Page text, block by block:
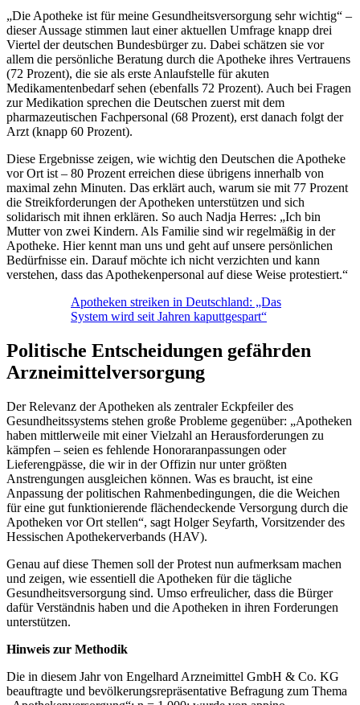
„Die Apotheke ist für meine Gesundheitsversorgung sehr wichtig“ –
dieser Aussage stimmen laut einer aktuellen Umfrage knapp drei
Viertel der deutschen Bundesbürger zu. Dabei schätzen sie vor
allem die persönliche Beratung durch die Apotheke ihres Vertrauens
(72 Prozent), die sie als erste Anlaufstelle für akuten
Medikamentenbedarf sehen (ebenfalls 72 Prozent). Auch bei Fragen
zur Medikation sprechen die Deutschen zuerst mit dem
pharmazeutischen Fachpersonal (68 Prozent), erst danach folgt der
Arzt (knapp 60 Prozent).
Diese Ergebnisse zeigen, wie wichtig den Deutschen die Apotheke
vor Ort ist – 80 Prozent erreichen diese übrigens innerhalb von
maximal zehn Minuten. Das erklärt auch, warum sie mit 77 Prozent
die Streikforderungen der Apotheken unterstützen und sich
solidarisch mit ihnen erklären. So auch Nadja Herres: „Ich bin
Mutter von zwei Kindern. Als Familie sind wir regelmäßig in der
Apotheke. Hier kennt man uns und geht auf unsere persönlichen
Bedürfnisse ein. Darauf möchte ich nicht verzichten und kann
verstehen, dass das Apothekenpersonal auf diese Weise protestiert.“
Apotheken streiken in Deutschland: „Das
System wird seit Jahren kaputtgespart“
Politische Entscheidungen gefährden
Arzneimittelversorgung
Der Relevanz der Apotheken als zentraler Eckpfeiler des
Gesundheitssystems stehen große Probleme gegenüber: „Apotheken
haben mittlerweile mit einer Vielzahl an Herausforderungen zu
kämpfen – seien es fehlende Honoraranpassungen oder
Lieferengpässe, die wir in der Offizin nur unter größten
Anstrengungen ausgleichen können. Was es braucht, ist eine
Anpassung der politischen Rahmenbedingungen, die die Weichen
für eine gut funktionierende flächendeckende Versorgung durch die
Apotheken vor Ort stellen“, sagt Holger Seyfarth, Vorsitzender des
Hessischen Apothekerverbands (HAV).
Genau auf diese Themen soll der Protest nun aufmerksam machen
und zeigen, wie essentiell die Apotheken für die tägliche
Gesundheitsversorgung sind. Umso erfreulicher, dass die Bürger
dafür Verständnis haben und die Apotheken in ihren Forderungen
unterstützen.
Hinweis zur Methodik
Die in diesem Jahr von Engelhard Arzneimittel GmbH & Co. KG
beauftragte und bevölkerungsrepräsentative Befragung zum Thema